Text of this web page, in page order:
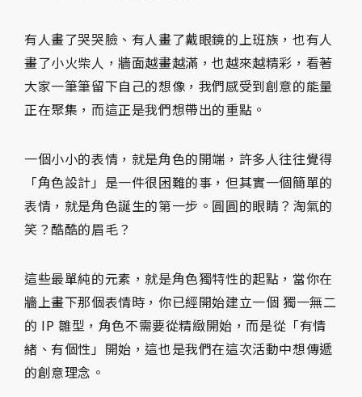
有人畫了哭哭臉、有人畫了戴眼鏡的上班族，也有人
畫了小火柴人，牆面越畫越滿，也越來越精彩，看著
大家一筆筆留下自己的想像，我們感受到創意的能量
正在聚集，而這正是我們想帶出的重點。
一個小小的表情，就是角色的開端，許多人往往覺得
「角色設計」是一件很困難的事，但其實一個簡單的
表情，就是角色誕生的第一步。圓圓的眼睛？淘氣的
笑？酷酷的眉毛？
這些最單純的元素，就是角色獨特性的起點，當你在
牆上畫下那個表情時，你已經開始建立一個 獨一無二
的 IP 雛型，角色不需要從精緻開始，而是從「有情
緒、有個性」開始，這也是我們在這次活動中想傳遞
的創意理念。